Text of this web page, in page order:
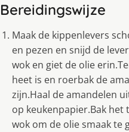
Bereidingswijze
Maak de kippenlevers
en pezen en snijd de
wok en giet de olie
heet is en roerbak de
zijn.Haal de amandelen
op keukenpapier.Bak
wok om de olie smaak te